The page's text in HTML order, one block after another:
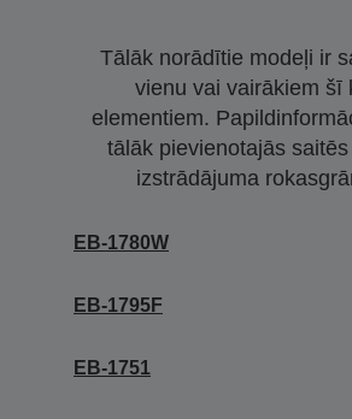
Tālāk norādītie modeļi ir
vienu vai vairākiem šī
elementiem.
tālāk pievienotajās
izstrādājuma
EB-1780W
EB-1795F
EB-1751